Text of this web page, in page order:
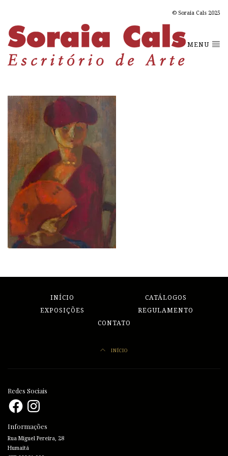
© Soraia Cals 2025
MENU
INÍCIO
CATÁLOGOS
EXPOSIÇÕES
REGULAMENTO
CONTATO
INÍCIO
Redes Sociais
FacebookInstagram
Informações
Rua Miguel Pereira, 28
Humaitá